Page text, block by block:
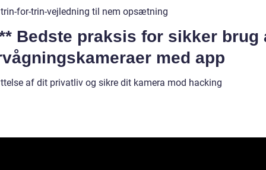
for-trin-vejledning til nem opsætning
Bedste praksis for sikker brug
med app
af dit privatliv og sikre dit kamera mod hacking